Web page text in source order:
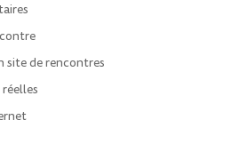
site de rencontres